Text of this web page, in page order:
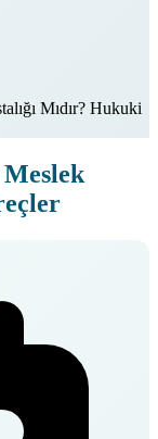
Mıdır? Hukuki